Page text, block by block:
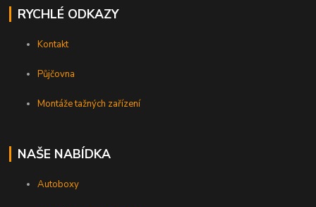
RYCHLÉ ODKAZY
Kontakt
Půjčovna
Montáže tažných zařízení
NAŠE NABÍDKA
Autoboxy